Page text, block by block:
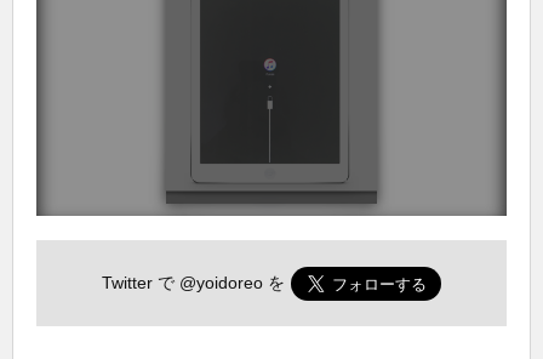
Twitter で @yoidoreo を